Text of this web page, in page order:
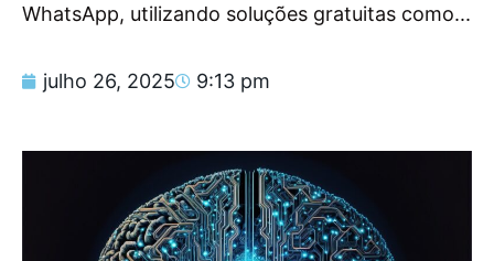
WhatsApp, utilizando soluções gratuitas como...
julho 26, 2025 9:13 pm